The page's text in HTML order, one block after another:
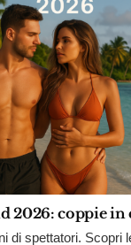
2026: coppie in
di spettatori. Scopri